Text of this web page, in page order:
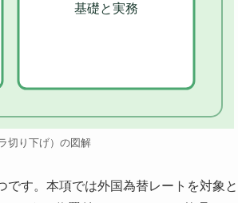
基礎と実務
切り下げ）の図解
す。本項では外国為替レートを対象と